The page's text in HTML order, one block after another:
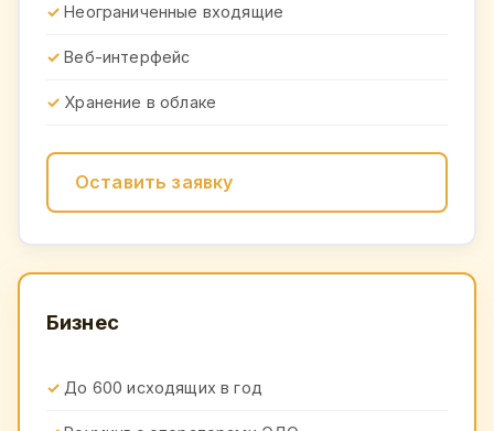
Неограниченные входящие
Веб-интерфейс
Хранение в облаке
Оставить заявку
Бизнес
До 600 исходящих в год